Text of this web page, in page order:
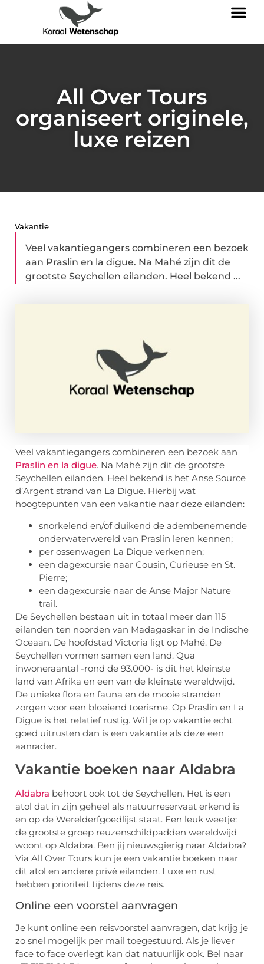
All Over Tours
organiseert originele,
luxe reizen
Vakantie
Veel vakantiegangers combineren een bezoek
aan Praslin en la digue. Na Mahé zijn dit de
grootste Seychellen eilanden. Heel bekend ...
Veel vakantiegangers combineren een bezoek aan
Praslin en la digue. Na Mahé zijn dit de grootste
Seychellen eilanden. Heel bekend is het Anse Source
d’Argent strand van La Digue. Hierbij wat
hoogtepunten van een vakantie naar deze eilanden:
snorkelend en/of duikend de adembenemende
onderwaterwereld van Praslin leren kennen;
per ossenwagen La Dique verkennen;
een dagexcursie naar Cousin, Curieuse en St.
Pierre;
een dagexcursie naar de Anse Major Nature
trail.
De Seychellen bestaan uit in totaal meer dan 115
eilanden ten noorden van Madagaskar in de Indische
Oceaan. De hoofdstad Victoria ligt op Mahé. De
Seychellen vormen samen een land. Qua
inwoneraantal -rond de 93.000- is dit het kleinste
land van Afrika en een van de kleinste wereldwijd.
De unieke flora en fauna en de mooie stranden
zorgen voor een bloeiend toerisme. Op Praslin en La
Digue is het relatief rustig. Wil je op vakantie echt
goed uitrusten dan is een vakantie als deze een
aanrader.
Vakantie boeken naar Aldabra
Aldabra behoort ook tot de Seychellen. Het is een
atol dat in zijn geheel als natuurreservaat erkend is
en op de Werelderfgoedlijst staat. Een leuk weetje:
de grootste groep reuzenschildpadden wereldwijd
woont op Aldabra. Ben jij nieuwsgierig naar Aldabra?
Via All Over Tours kun je een vakantie boeken naar
dit atol en andere privé eilanden. Luxe en rust
hebben prioriteit tijdens deze reis.
Online een voorstel aanvragen
Je kunt online een reisvoorstel aanvragen, dat krijg je
zo snel mogelijk per mail toegestuurd. Als je liever
face to face overlegt kan dat natuurlijk ook. Bel naar